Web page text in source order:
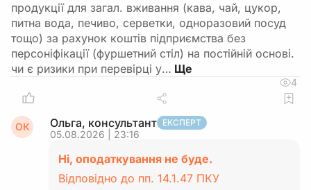
продукції для загал. вживання (кава, чай, цукор,
питна вода, печиво, серветки, одноразовий посуд
тощо) за рахунок коштів підприємства без
персоніфікації (фуршетний стіл) на постійній основі.
чи є ризики при перевірці у…
4
ОК Ольга, консультант ЕКСПЕРТ
05.08.2026 | 23:16
Ні, оподаткування не буде.
Відповідно до пп. 14.1.47 ПКУ